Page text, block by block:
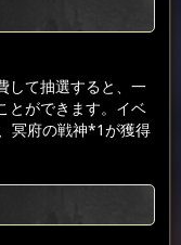
して抽選すると、一
とができます。イベ
冥府の戦神*1が獲得